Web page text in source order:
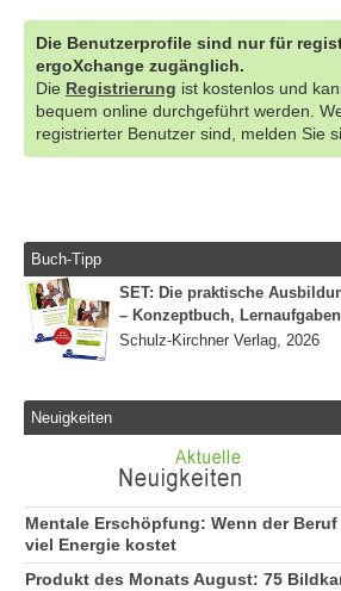
Die Benutzerprofile sind nur für
ergoXchange zugänglich.
Die Registrierung ist kostenlos und
bequem online durchgeführt werden.
registrierter Benutzer sind, melden Sie
Buch-Tipp
SET: Die praktische
– Konzeptbuch,
Schulz-Kirchner Verlag, 2026
Neuigkeiten
Mentale Erschöpfung: Wenn der
viel Energie kostet
Produkt des Monats August: 75